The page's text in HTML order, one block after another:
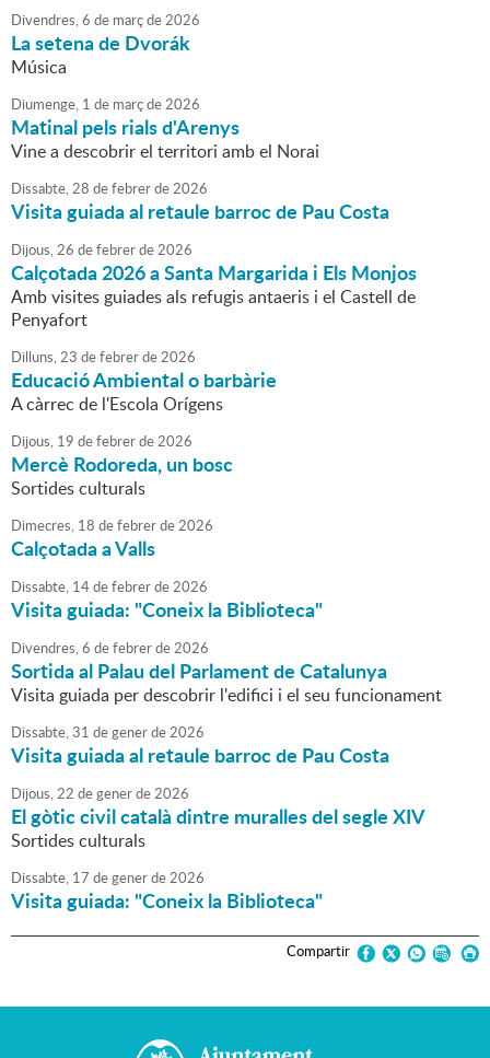
Divendres,6 de marçde2026
La setena de Dvorák
Música
Diumenge, 1 de marçde2026
Matinal pels rials d'Arenys
Vine a descobrir el territori amb el Norai
Dissabte,28 defebrerde2026
Visita guiada al retaule barroc de Pau Costa
Dijous,26 defebrerde2026
Calçotada 2026 a Santa Margarida i Els Monjos
Amb visites guiades als refugis antaeris i el Castell de
Penyafort
Dilluns,23 defebrerde2026
Educació Ambiental o barbàrie
A càrrec de l'Escola Orígens
Dijous, 19 defebrerde2026
Mercè Rodoreda, un bosc
Sortides culturals
Dimecres, 18 defebrerde2026
Calçotada a Valls
Dissabte, 14defebrerde2026
Visita guiada: "Coneix la Biblioteca"
Divendres,6 defebrerde2026
Sortida al Palau del Parlament de Catalunya
Visita guiada per descobrir l'edifici i el seu funcionament
Dissabte,31 degenerde2026
Visita guiada al retaule barroc de Pau Costa
Dijous,22 degenerde2026
El gòtic civil català dintre muralles del segle XIV
Sortides culturals
Dissabte, 17 degenerde2026
Visita guiada: "Coneix la Biblioteca"
Compartir